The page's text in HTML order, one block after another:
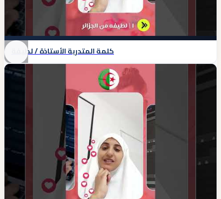
كلمة المتدربة الأستاذة / لطيفة